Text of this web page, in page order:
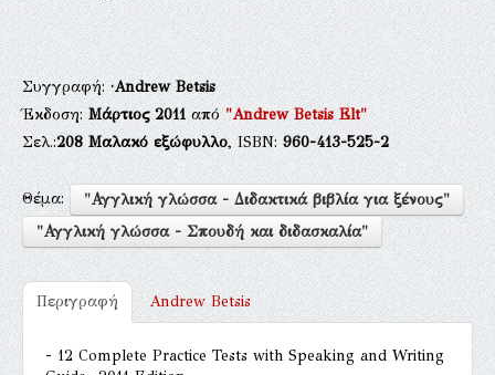
Συγγραφή:·Andrew Betsis
Έκδοση:Μάρτιος 2011από"Andrew Betsis Elt"
Σελ.:208 Μαλακό εξώφυλλο, ISBN:960-413-525-2
Θέμα:
"Αγγλική γλώσσα - Διδακτικά βιβλία για ξένους"
"Αγγλική γλώσσα - Σπουδή και διδασκαλία"
Περιγραφή Andrew Betsis
- 12 Complete Practice Tests with Speaking and Writing